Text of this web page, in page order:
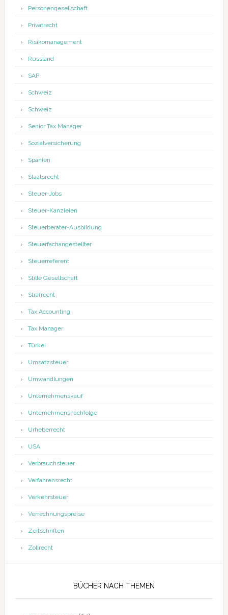
Personengesellschaft
Privatrecht
Risikomanagement
Russland
SAP
Schweiz
Schweiz
Senior Tax Manager
Sozialversicherung
Spanien
Staatsrecht
Steuer-Jobs
Steuer-Kanzleien
Steuerberater-Ausbildung
Steuerfachangestellter
Steuerreferent
Stille Gesellschaft
Strafrecht
Tax Accounting
Tax Manager
Türkei
Umsatzsteuer
Umwandlungen
Unternehmenskauf
Unternehmensnachfolge
Urheberrecht
USA
Verbrauchsteuer
Verfahrensrecht
Verkehrsteuer
Verrechnungspreise
Zeitschriften
Zollrecht
BÜCHER NACH THEMEN